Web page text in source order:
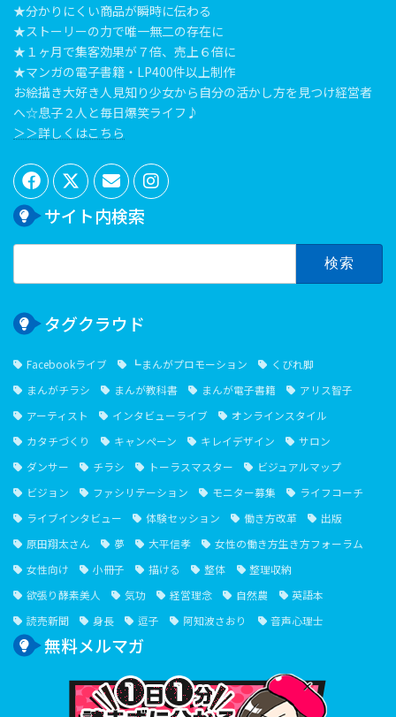
★分かりにくい商品が瞬時に伝わる
★ストーリーの力で唯一無二の存在に
★１ヶ月で集客効果が７倍、売上６倍に
★マンガの電子書籍・LP400件以上制作
お絵描き大好き人見知り少女から自分の活かし方を見つけ経営者
へ☆息子２人と毎日爆笑ライフ♪
＞＞詳しくはこちら
サイト内検索
検
タグクラウド
Facebookライブ ┗まんがプロモーション
くびれ脚
まんがチラシ
まんが教科書 まんが電子書籍
アリス智子
アーティスト
インタビューライブ
オンラインスタイル
カタチづくり
キャンペーン キレイデザイン
サロン
ダンサー
チラシ トーラスマスター
ビジュアルマップ
ビジョン
ファシリテーション モニター募集
ライフコーチ
ライブインタビュー
体験セッション 働き方改革
出版
原田翔太さん
夢 大平信孝
女性の働き方生き方フォーラム
女性向け
小冊子 描ける 整体
整理収納
欲張り酵素美人
気功 経営理念 自然農
英語本
読売新聞
身長 逗子 阿知波さおり 音声心理士
無料メルマガ